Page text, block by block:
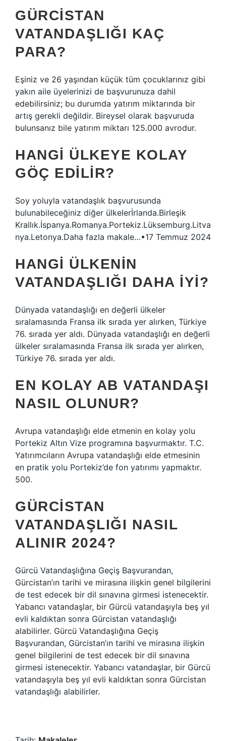
GÜRCISTAN
VATANDAŞLIĞI KAÇ
PARA?
Eşiniz ve 26 yaşından küçük tüm çocuklarınız gibi
yakın aile üyelerinizi de başvurunuza dahil
edebilirsiniz; bu durumda yatırım miktarında bir
artış gerekli değildir. Bireysel olarak başvuruda
bulunsanız bile yatırım miktarı 125.000 avrodur.
HANGI ÜLKEYE KOLAY
GÖÇ EDILIR?
Soy yoluyla vatandaşlık başvurusunda
bulunabileceğiniz diğer ülkelerİrlanda.Birleşik
Krallık.İspanya.Romanya.Portekiz.Lüksemburg.Litva
nya.Letonya.Daha fazla makale…•17 Temmuz 2024
HANGI ÜLKENIN
VATANDAŞLIĞI DAHA IYI?
Dünyada vatandaşlığı en değerli ülkeler
sıralamasında Fransa ilk sırada yer alırken, Türkiye
76. sırada yer aldı. Dünyada vatandaşlığı en değerli
ülkeler sıralamasında Fransa ilk sırada yer alırken,
Türkiye 76. sırada yer aldı.
EN KOLAY AB VATANDAŞI
NASIL OLUNUR?
Avrupa vatandaşlığı elde etmenin en kolay yolu
Portekiz Altın Vize programına başvurmaktır. T.C.
Yatırımcıların Avrupa vatandaşlığı elde etmesinin
en pratik yolu Portekiz’de fon yatırımı yapmaktır.
500.
GÜRCISTAN
VATANDAŞLIĞI NASIL
ALINIR 2024?
Gürcü Vatandaşlığına Geçiş Başvurandan,
Gürcistan’ın tarihi ve mirasına ilişkin genel bilgilerini
de test edecek bir dil sınavına girmesi istenecektir.
Yabancı vatandaşlar, bir Gürcü vatandaşıyla beş yıl
evli kaldıktan sonra Gürcistan vatandaşlığı
alabilirler. Gürcü Vatandaşlığına Geçiş
Başvurandan, Gürcistan’ın tarihi ve mirasına ilişkin
genel bilgilerini de test edecek bir dil sınavına
girmesi istenecektir. Yabancı vatandaşlar, bir Gürcü
vatandaşıyla beş yıl evli kaldıktan sonra Gürcistan
vatandaşlığı alabilirler.